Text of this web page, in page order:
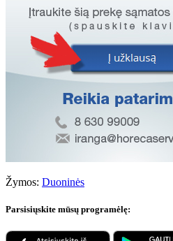
Žymos: Duoninės
Parsisiųskite mūsų programėlę: